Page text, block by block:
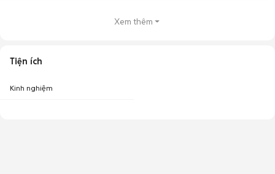
Xem thêm
Tiện ích
Kinh nghiệm